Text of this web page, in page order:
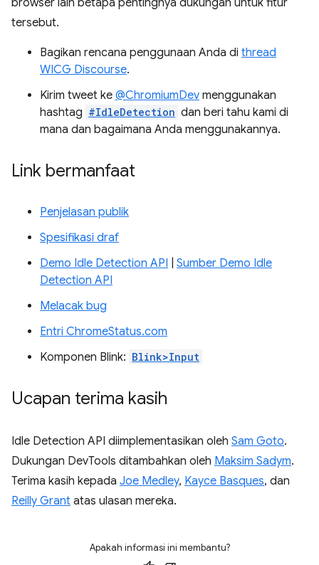
tersebut.
Bagikan rencana penggunaan Anda di thread
WICG Discourse.
Kirim tweet ke @ChromiumDev menggunakan
hashtag #IdleDetection dan beri tahu kami di
mana dan bagaimana Anda menggunakannya.
Link bermanfaat
Penjelasan publik
Spesifikasi draf
Demo Idle Detection API
Sumber Demo Idle
Detection API
Melacak bug
Entri ChromeStatus.com
Komponen Blink: Blink>Input
Ucapan terima kasih
Idle Detection API diimplementasikan oleh Sam Goto.
Dukungan DevTools ditambahkan oleh Maksim Sadym.
Terima kasih kepada Joe Medley, Kayce Basques, dan
Reilly Grant atas ulasan mereka.
Apakah informasi ini membantu?